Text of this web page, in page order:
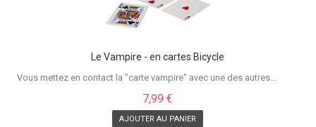
Le Vampire - en cartes Bicycle
Vous mettez en contact la "carte vampire" avec une des autres...
7,99 €
AJOUTER AU PANIER